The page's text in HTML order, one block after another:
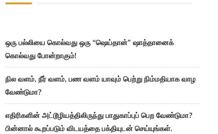
ஒரு பல்லியை கொல்வது ஒரு “ஷெய்தான்” ஷாத்தானைக்
கொல்வது போன்றாகும்!
நில வளம், நீர் வளம், பண வளம் யாவும் பெற்று நிம்மதியாக வாழ
வேண்டுமா?
எதிரிகளின் அட்டூழியத்திலிருந்து பாதுகாப்புப் பெற வேண்டுமா?
பின்னால் கூறப்படும் விடயத்தை பக்தியுடன் செய்யுங்கள்.